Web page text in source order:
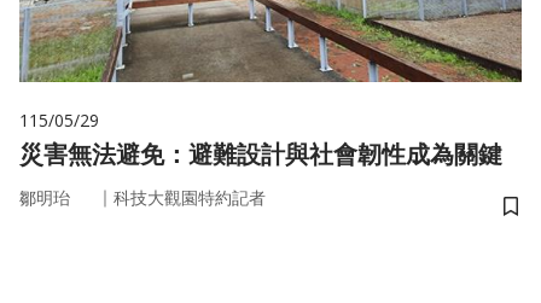
115/05/29
災害無法避免：避難設計與社會韌性成為關鍵
鄒明珆 ｜ 科技大觀園特約記者
儲